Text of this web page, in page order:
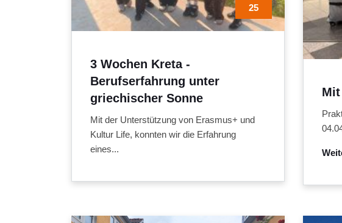
3 Wochen Kreta -
Berufserfahrung unter
griechischer Sonne
25
Mit der Unterstützung von Erasmus+ und
Kultur Life, konnten wir die Erfahrung
eines...